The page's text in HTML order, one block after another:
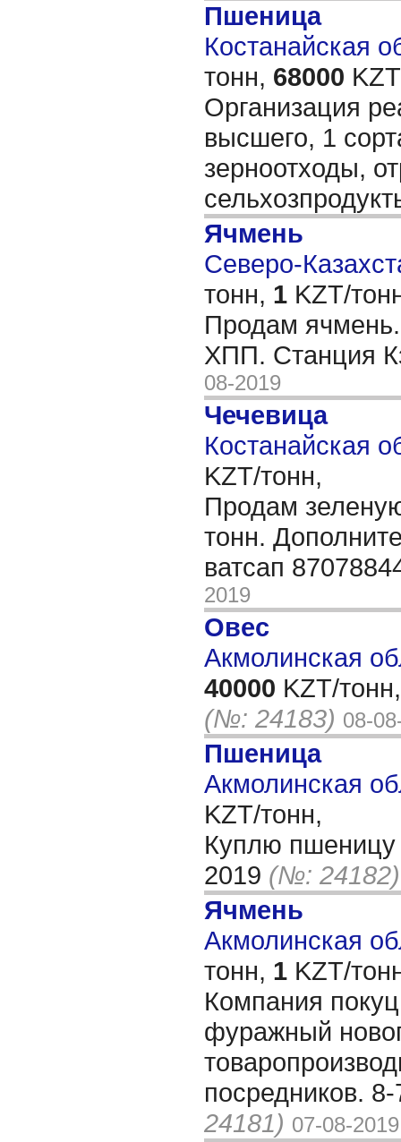
Пшеница
Костанайская
тонн, 68000
Организация
высшего, 1
зерноотходы,
Ячмень
Северо-
тонн, 1 KZT/
Продам ячмень.
ХПП. Станция
08-2019
Чечевица
Костанайская
KZT/тонн,
Продам
тонн.
ватсап
2019
Овес
Акмолинская
40000 KZT/тонн,
(№: 24183) 08-
Пшеница
Акмолинская
KZT/тонн,
Куплю пшеницу
2019 (№: 24182)
Ячмень
Акмолинская
тонн, 1 KZT/
Компания
фуражный
посредников.
24181) 07-08-2019